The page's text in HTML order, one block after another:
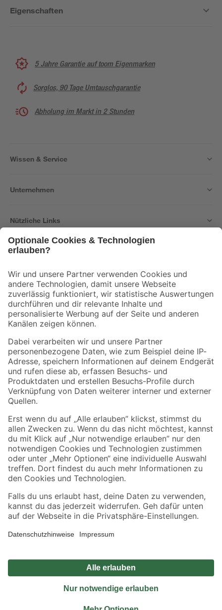
Eigenschaften
5 Jahre Garantie auf toom Eigenmarken
Sorglos, 90 Tage Umtauschgarantie
Abholung im Markt in 2 Stunden
Wissen & Service
Unternehmen
Nützliche Links
Der toom Newsletter: Keine Angebote und Aktionen mehr verpassen!
Zur Newsletter Anmeldung
Folge uns
Zahlungsarten Versandarten
Sicher einkaufen
Jetzt die toom-App herunterladen
Alle Preisangaben in EUR inkl. gesetzl. MwSt.. Die dargestellten Angebote sind unter
Umständen nicht in allen Märkten verfügbar. Die angegebenen Verfügbarkeiten beziehen
Produkte nur solange der Vorrat reicht.
*Paketversand ab 59 € versandkostenfrei, gilt nicht für Artikel mit Speditionsversand, hier
Privatsphäre Impressum
Nutzungsbedingungen
Widerrufsrecht
Vertrag widerrufen